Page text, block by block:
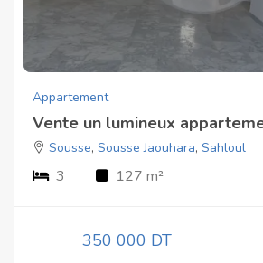
Appartement
Vente un lumineux
Sousse, Sousse Jaouhara, Sahloul
3 127 m²
350 000 DT